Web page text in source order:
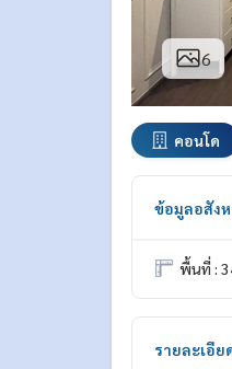
6
คอนโด
ข้อมูลอสัง
พื้นที่ :
รายละเอีย